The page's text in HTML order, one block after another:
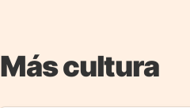
Más cultura